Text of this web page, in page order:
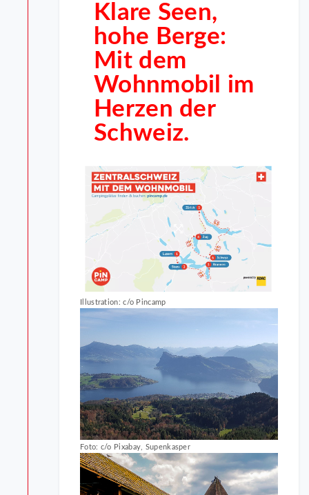
Klare Seen,
hohe Berge:
Mit dem
Wohnmobil im
Herzen der
Schweiz.
Illustration: c/o Pincamp
Foto: c/o Pixabay, Supenkasper